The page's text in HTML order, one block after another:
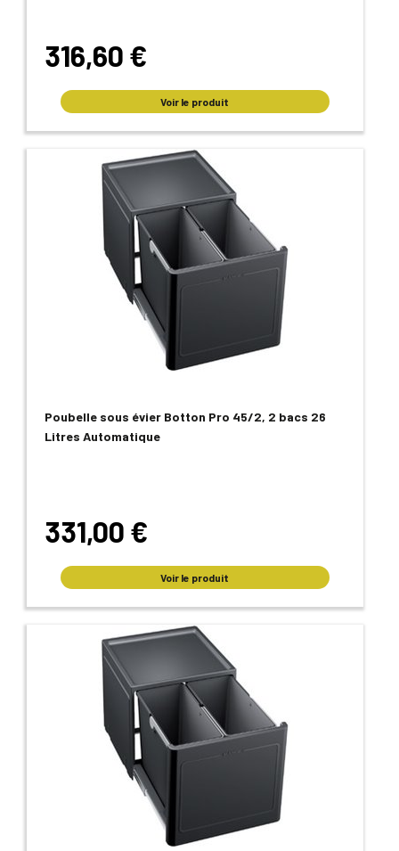
316,60 €
Voir le produit
Poubelle sous évier Botton Pro 45/2, 2 bacs 26
Litres Automatique
331,00 €
Voir le produit